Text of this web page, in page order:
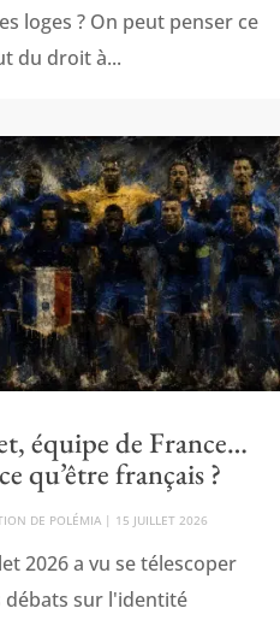
loges ? On peut penser ce
du droit à...
équipe de France…
qu’être français ?
DE POLÉMIA| 15 JUILLET 2026
2026 a vu se télescoper
débats sur l'identité